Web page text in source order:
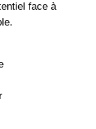
face à